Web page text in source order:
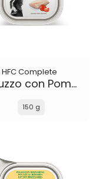
HFC Complete
Merluzzo con Pomodori
150 g